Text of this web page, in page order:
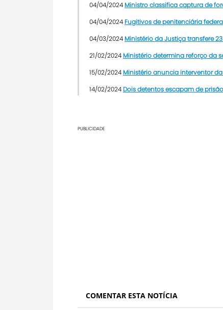
04/04/2024 Ministro classifica captura de
04/04/2024 Fugitivos de penitenciária
04/03/2024 Ministério da Justiça transfere
21/02/2024 Ministério determina reforço da
15/02/2024 Ministério anuncia interventor
14/02/2024 Dois detentos escapam de
PUBLICIDADE
COMENTAR ESTA NOTÍCIA